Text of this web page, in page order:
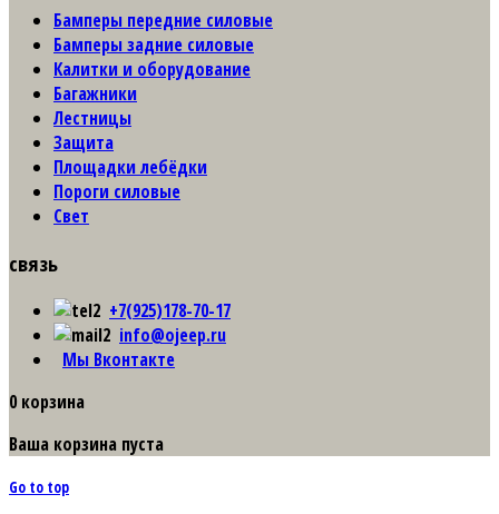
Бамперы передние силовые
Бамперы задние силовые
Калитки и оборудование
Багажники
Лестницы
Защита
Площадки лебёдки
Пороги силовые
Свет
связь
+7(925)178-70-17
info@ojeep.ru
Мы Вконтакте
0 корзина
Ваша корзина пуста
Go to top